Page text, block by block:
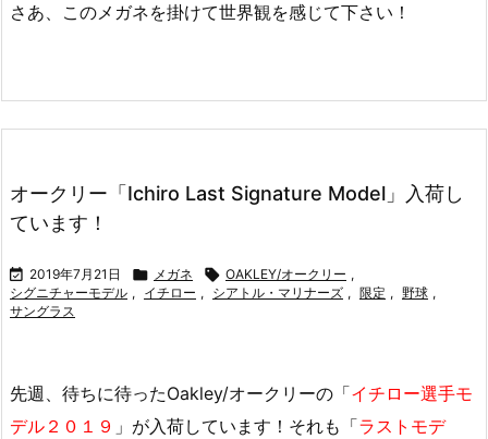
さあ、このメガネを掛けて世界観を感じて下さい！
オークリー「Ichiro Last Signature Model」入荷し
ています！
 2019年7月21日  メガネ  OAKLEY/オークリー ,
シグニチャーモデル , イチロー , シアトル・マリナーズ , 限定 , 野球 ,
サングラス
先週、待ちに待ったOakley/オークリーの「イチロー選手モ
デル２０１９ 」が入荷しています！それも「ラストモデ